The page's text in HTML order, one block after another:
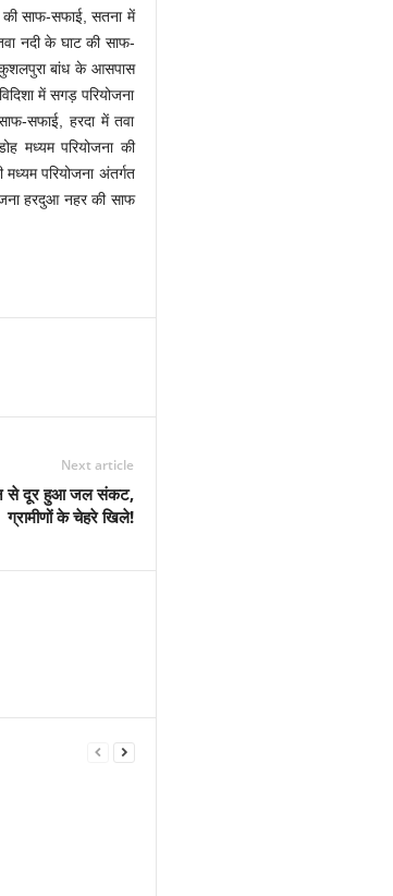
की साफ-सफाई, सतना में
नदी के घाट की साफ-
कुशलपुरा बांध के आसपास
में सगड़ परियोजना
सफाई, हरदा में तवा
मध्यम परियोजना की
परियोजना अंतर्गत
हरदुआ नहर की साफ
Next article
से दूर हुआ जल संकट,
ग्रामीणों के चेहरे खिले!